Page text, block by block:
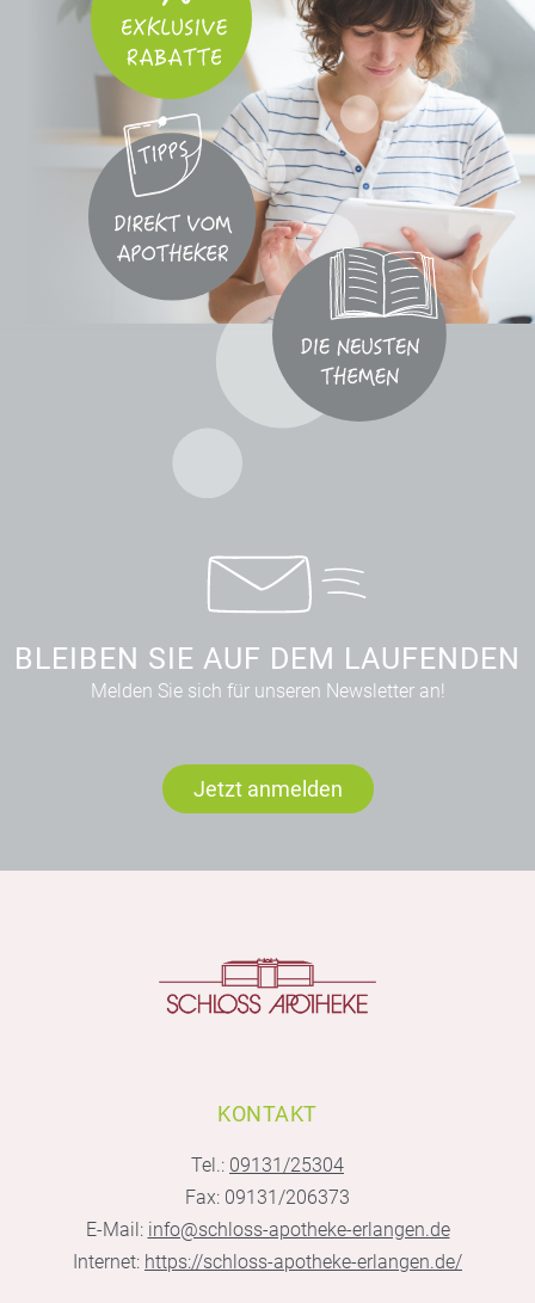
BLEIBEN SIE AUF DEM LAUFENDEN
Melden Sie sich für unseren Newsletter an!
Jetzt anmelden
KONTAKT
Tel.: 09131/25304
Fax: 09131/206373
E-Mail: info@schloss-apotheke-erlangen.de
Internet: https://schloss-apotheke-erlangen.de/